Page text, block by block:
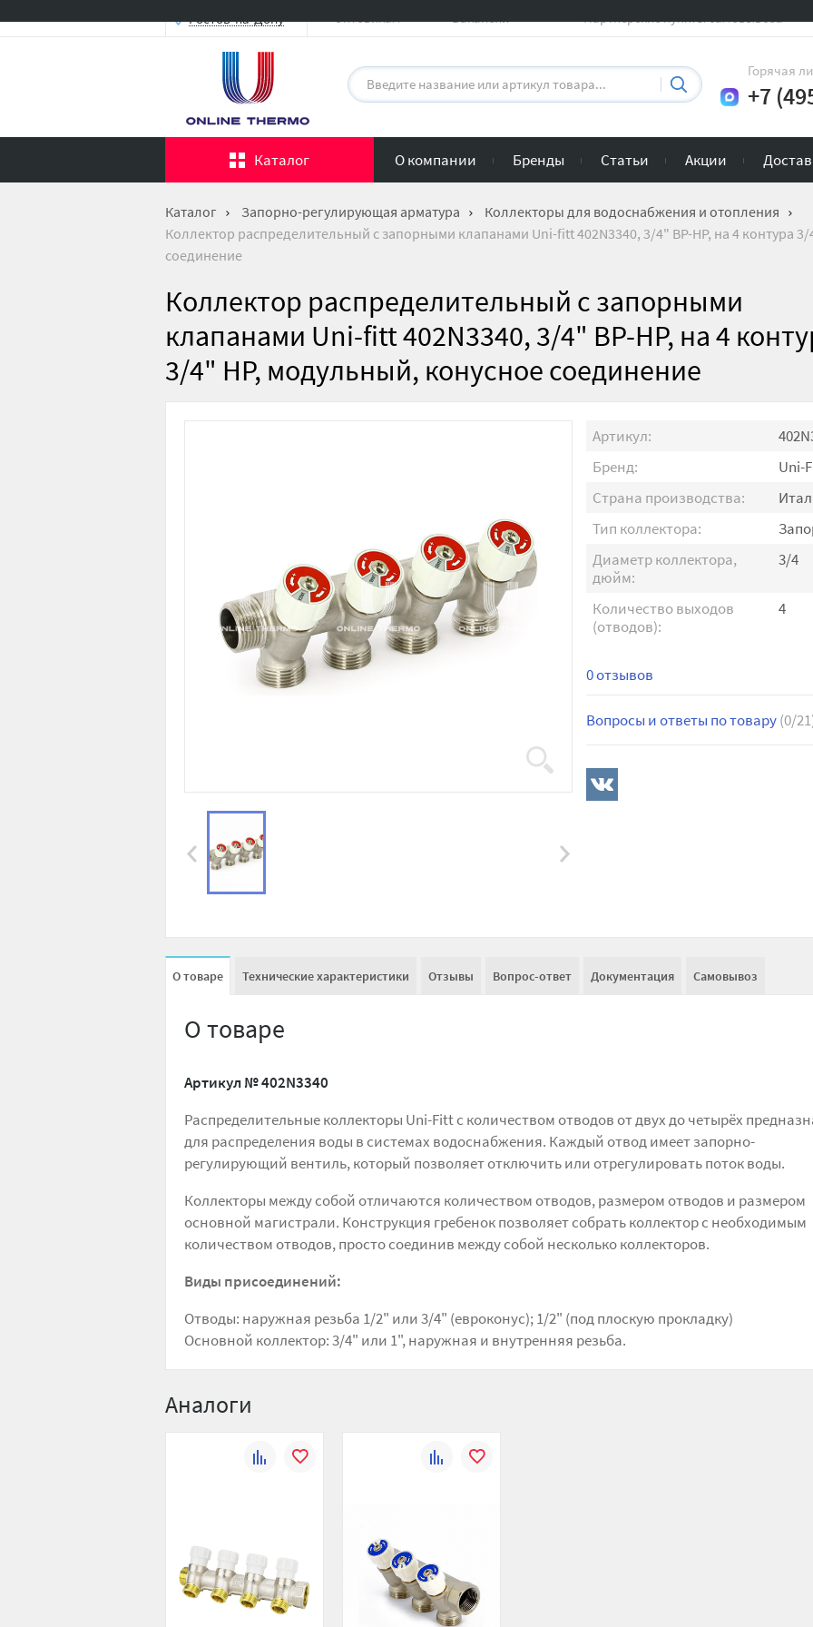
Ростов-на-Дону Оптовикам Вакансии Партнерские пункты самовывоза
Горячая
+7
Каталог О компании Бренды Статьи Акции
Каталог Запорно-регулирующая арматура
Коллекторы для водоснабжения и отопления
Коллектор распределительный с запорными клапанами Uni-fitt 402N3340, 3/4" ВР-НР, на 4 контура
соединение
Коллектор распределительный с запорными
клапанами Uni-fitt 402N3340, 3/4" ВР-НР, на 4
3/4" НР, модульный, конусное соединение
Артикул:
Бренд:
Uni-
Страна производства:
Тип коллектора:
Диаметр коллектора,
дюйм:
3/4
Количество выходов
(отводов):
4
0 отзывов
Вопросы и ответы по товару(0/
О товаре Технические характеристики Отзывы Вопрос-ответ Документация Самовывоз
О товаре
Артикул №402N3340
Распределительные коллекторы Uni-Fitt с количеством отводов от двух до четырёх
для распределения воды в системах водоснабжения. Каждый отвод имеет запорно-
регулирующий вентиль, который позволяет отключить или отрегулировать поток воды.
Коллекторы между собой отличаются количеством отводов, размером отводов и размером
основной магистрали. Конструкция гребенок позволяет собрать коллектор с необходимым
количеством отводов, просто соединив между собой несколько коллекторов.
Виды присоединений:
Отводы: наружная резьба 1/2" или 3/4" (евроконус); 1/2" (под плоскую прокладку)
Основной коллектор: 3/4" или 1", наружная и внутренняя резьба.
Аналоги